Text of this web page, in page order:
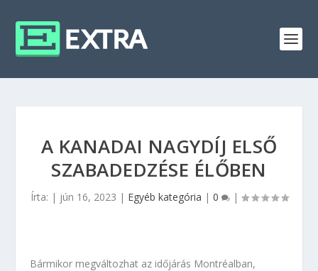
A KANADAI NAGYDÍJ ELSŐ
SZABADEDZÉSE ÉLŐBEN
Írta: | jún 16, 2023 | Egyéb kategória | 0 |
Bármikor megváltozhat az időjárás Montréalban,